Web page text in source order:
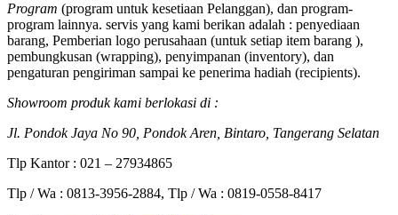
Program (program untuk kesetiaan Pelanggan), dan program-
program lainnya. servis yang kami berikan adalah : penyediaan
barang, Pemberian logo perusahaan (untuk setiap item barang ),
pembungkusan (wrapping), penyimpanan (inventory), dan
pengaturan pengiriman sampai ke penerima hadiah (recipients).
Showroom produk kami berlokasi di :
Jl. Pondok Jaya No 90, Pondok Aren, Bintaro, Tangerang Selatan
Tlp Kantor : 021 – 27934865
Tlp / Wa : 0813-3956-2884, Tlp / Wa : 0819-0558-8417